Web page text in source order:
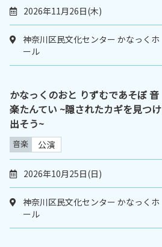
2026年11月26日(木)
神奈川区民文化センター かなっくホ
ール
かなっくのおと りずむであそぼ 音
楽たんてい ~隠されたカギを見つけ
出そう~
音楽 公演
2026年10月25日(日)
神奈川区民文化センター かなっくホ
ール